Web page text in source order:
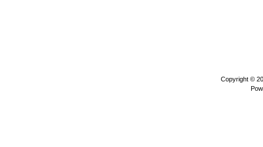
Copyright ©